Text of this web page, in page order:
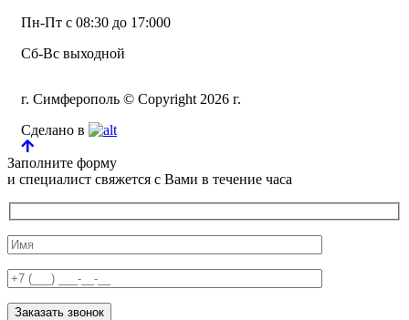
Пн-Пт с 08:30 до 17:000
Сб-Вс выходной
г. Симферополь © Copyright 2026 г.
Сделано в
Заполните форму
и специалист свяжется с Вами в течение часа